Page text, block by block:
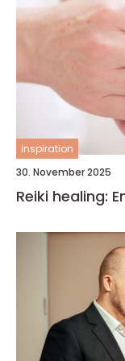
inspiration
30. November 2025
Reiki healing: